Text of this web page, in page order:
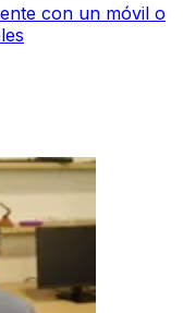
con un móvil o